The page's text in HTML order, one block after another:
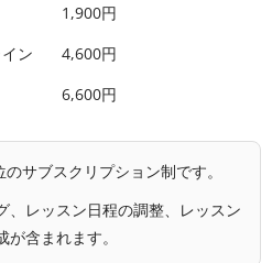
1,900円
ン
4,600円
6,600円
サブスクリプション制です。
、レッスン日程の調整、レッスン
が含まれます。